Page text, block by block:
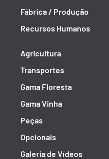
Fábrica / Produção
Recursos Humanos
Agricultura
Transportes
Gama Floresta
Gama Vinha
Peças
Opcionais
Galeria de Vídeos